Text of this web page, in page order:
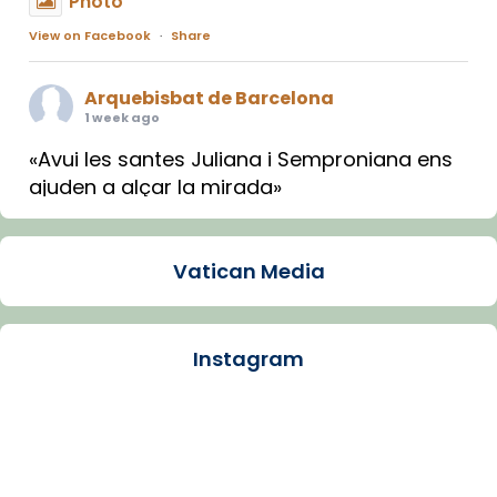
View on Facebook · Share
Arquebisbat de Barcelona
1 week ago
«Avui les santes Juliana i Semproniana ens
ajuden a alçar la mirada»
Mons. Sergi Gordo, bisbe de Tortosa, ha
Santes de Mataró.
🔗tinyurl.com/cvu5jmbk
Vatican Media
Instagram